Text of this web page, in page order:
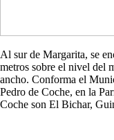
Al sur de Margarita, se
metros sobre el nivel del
ancho. Conforma el
Pedro de Coche, en la
Coche son El Bichar,